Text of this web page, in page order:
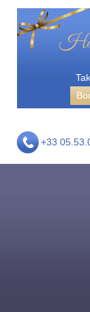
+33